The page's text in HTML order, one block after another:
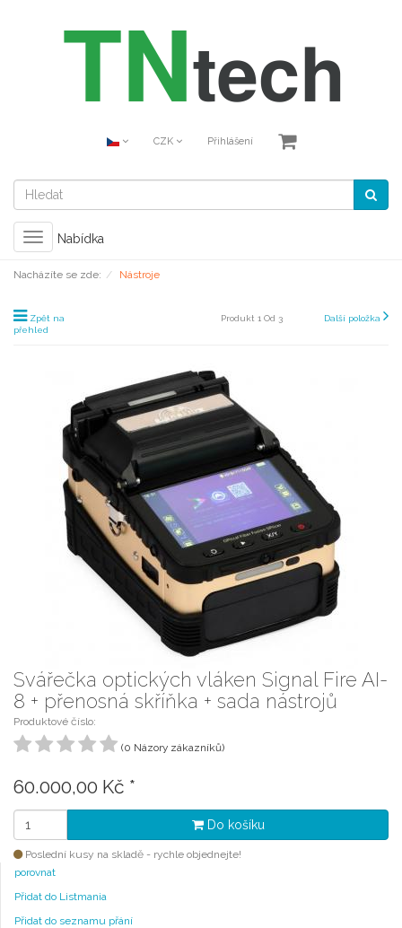
CZK Přihlášení
Toggle
navigation
Nabídka
Nacházíte se zde: Nástroje
Zpět na
přehled
Produkt 1 Od 3 Další položka
Svářečka optických vláken Signal Fire AI-
8 + přenosná skříňka + sada nástrojů
Produktové číslo:
(0 Názory zákazníků)
60.000,00 Kč *
Do košíku
Poslední kusy na skladě - rychle objednejte!
porovnat
Přidat do Listmania
Přidat do seznamu přání